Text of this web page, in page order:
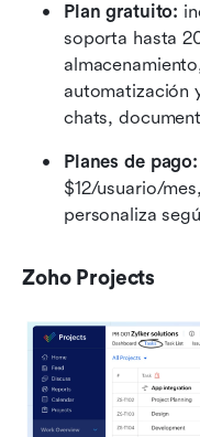
Plan gratuito:
soporta hasta
automatización
chats,
Planes de pago:
$12/usuario/
personaliza
Zoho Projects